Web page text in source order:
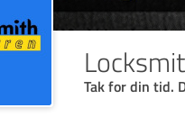
Tak for din tid.